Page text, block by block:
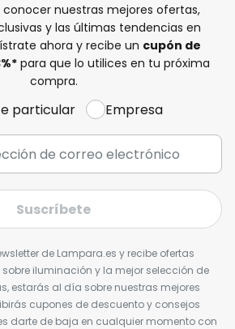
conocer nuestras mejores ofertas,
y las últimas tendencias en
ahora y recibe un cupón de
* para que lo utilices en tu próxima
compra.
particular Empresa
Suscríbete
de Lampara.es y recibe ofertas
iluminación y la mejor selección de
estarás al día sobre nuestras mejores
cupones de descuento y consejos
darte de baja en cualquier momento con